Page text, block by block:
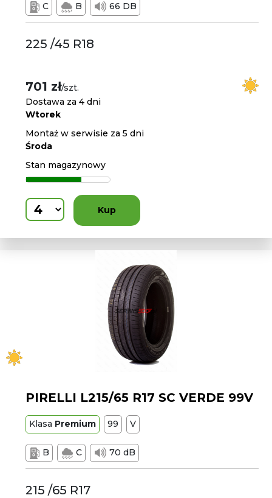
C B 66 DB
225 /45 R18
701 zł/szt.
Dostawa za 4 dni
Wtorek
Montaż w serwisie za 5 dni
Środa
Stan magazynowy
Kup
PIRELLI L215/65 R17 SC VERDE 99V
Klasa Premium 99 V
B C 70 dB
215 /65 R17